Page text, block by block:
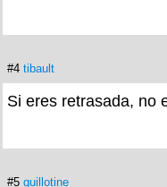
#4 tibault
Si eres retrasada, no
#5 guillotine